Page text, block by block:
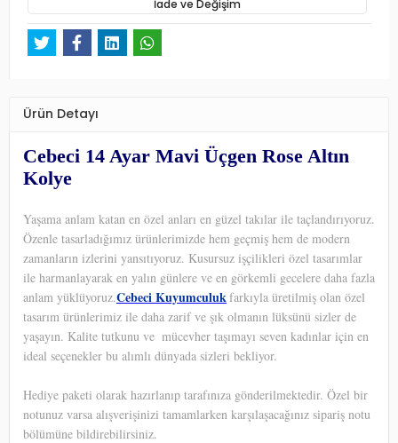
İade ve Değişim
Ürün Detayı
Cebeci 14 Ayar Mavi Üçgen Rose Altın
Kolye
Yaşama anlam katan en özel anları en güzel takılar ile taçlandırıyoruz.
Özenle tasarladığımız ürünlerimizde hem geçmiş hem de modern
zamanların izlerini yansıtıyoruz. Kusursuz işçilikleri özel tasarımlar
ile harmanlayarak en yalın günlere ve en görkemli gecelere daha fazla
anlam yüklüyoruz.Cebeci Kuyumculukfarkıyla üretilmiş olan özel
tasarım ürünlerimiz ile daha zarif ve şık olmanın lüksünü sizler de
yaşayın. Kalite tutkunu ve mücevher taşımayı seven kadınlar için en
ideal seçenekler bu alımlı dünyada sizleri bekliyor.
Hediye paketi olarak hazırlanıp tarafınıza gönderilmektedir. Özel bir
notunuz varsa alışverişinizi tamamlarken karşılaşacağınız sipariş notu
bölümüne bildirebilirsiniz.